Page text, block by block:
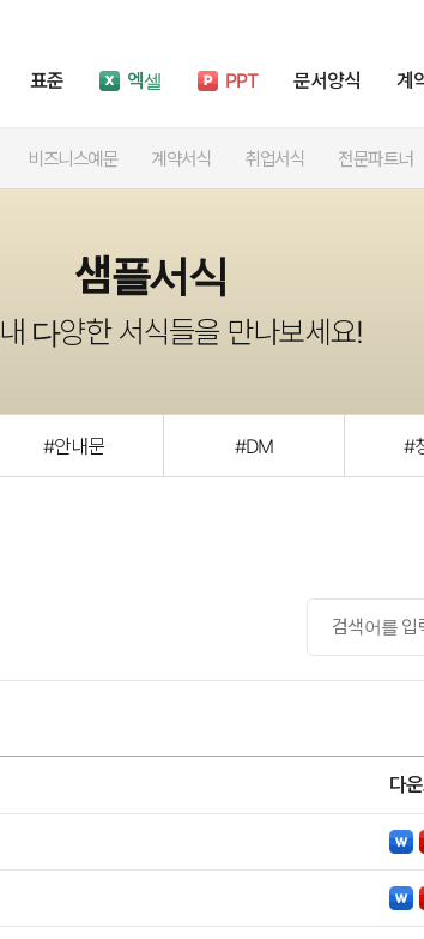
표준 엑셀 PPT 문서양식 계
비즈니스예문 계약서식 취업서식 전문파트너
샘플서식
내 다양한 서식들을 만나보세요!
#안내문 #DM #
다